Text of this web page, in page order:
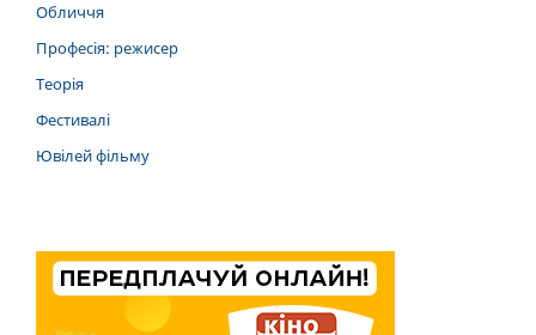
Обличчя
Професія: режисер
Теорія
Фестивалі
Ювілей фільму